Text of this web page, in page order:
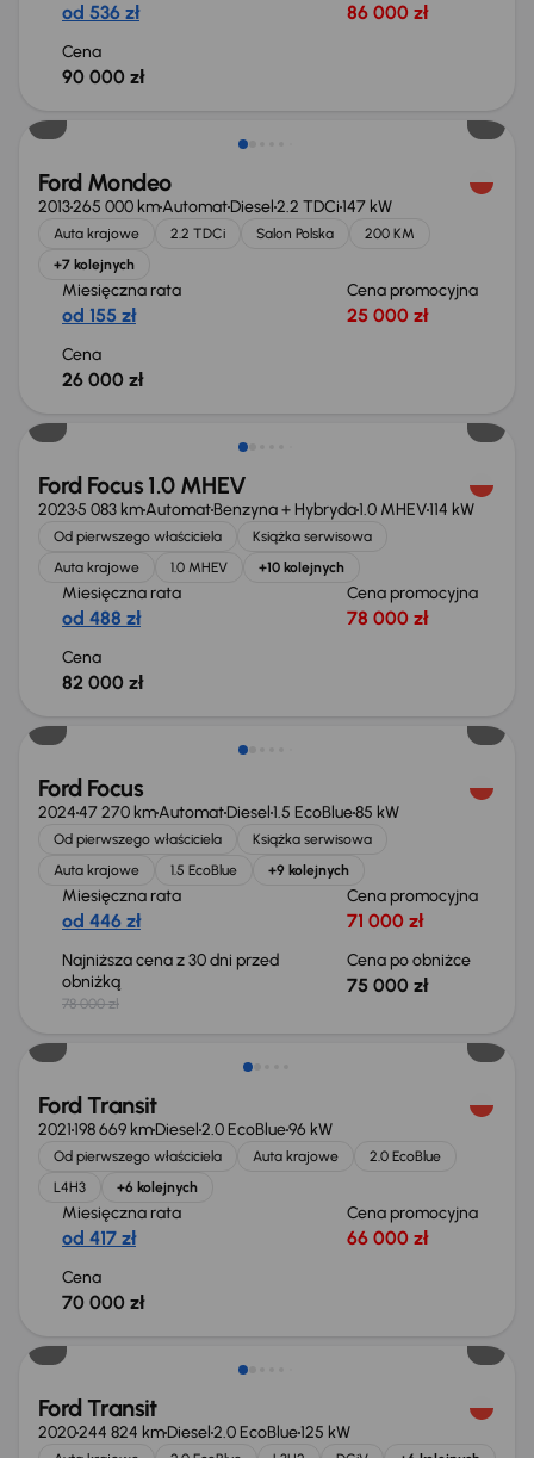
od 536 zł 86 000 zł
Cena
90 000 zł
Ford Mondeo
2013265 000 kmAutomatDiesel2.2 TDCi147 kW
Auta krajowe 2.2 TDCi Salon Polska
200 KM
+7 kolejnych
Miesięczna rata
od 155 zł
Cena promocyjna
25 000 zł
Cena
26 000 zł
Świeżo skupione
Ford Focus 1.0 MHEV
20235 083 kmAutomatBenzyna + Hybryda1.0 MHEV114 kW
Od pierwszego właściciela
Książka serwisowa
Auta krajowe
1.0 MHEV +10 kolejnych
Miesięczna rata
od 488 zł
Cena promocyjna
78 000 zł
Cena
82 000 zł
Taniej o 3 000 zł
Ford Focus
202447 270 kmAutomatDiesel1.5 EcoBlue85 kW
Od pierwszego właściciela
Książka serwisowa
Auta krajowe
1.5 EcoBlue +9 kolejnych
Miesięczna rata
od 446 zł
Cena promocyjna
71 000 zł
Najniższa cena z 30 dni przed
obniżką
78 000 zł
Cena po obniżce
75 000 zł
Możliwość odliczenia VAT
Ford Transit
2021198 669 kmDiesel2.0 EcoBlue96 kW
Od pierwszego właściciela Auta krajowe
2.0 EcoBlue
L4H3
+6 kolejnych
Miesięczna rata
od 417 zł
Cena promocyjna
66 000 zł
Cena
70 000 zł
Ford Transit
2020244 824 kmDiesel2.0 EcoBlue125 kW